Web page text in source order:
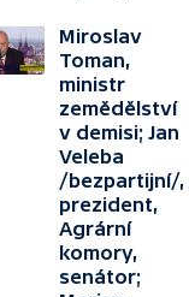
Miroslav
Toman,
ministr
zemědělství
v demisi; Jan
Veleba
/bezpartijní/,
prezident,
Agrární
komory,
senátor;